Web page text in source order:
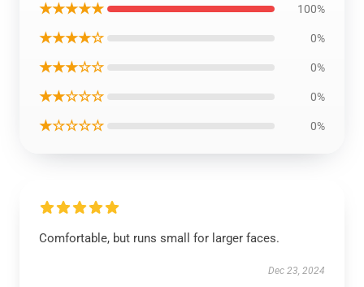
★★★★★ 100%
★★★★☆ 0%
★★★☆☆ 0%
★★☆☆☆ 0%
★☆☆☆☆ 0%
Comfortable, but runs small for larger faces.
Dec 23, 2024